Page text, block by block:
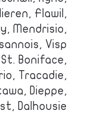
Flawil,
Mendrisio,
Visp.
Boniface,
Tracadie,
Dieppe,
Dalhousie.